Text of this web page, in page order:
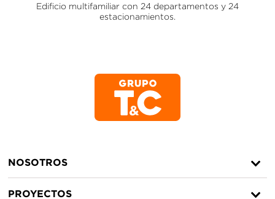
Edificio multifamiliar con 24 departamentos y 24
estacionamientos.
NOSOTROS
PROYECTOS